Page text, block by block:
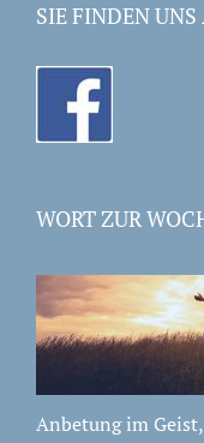
SIE FINDEN
WORT ZUR
Anbetung im